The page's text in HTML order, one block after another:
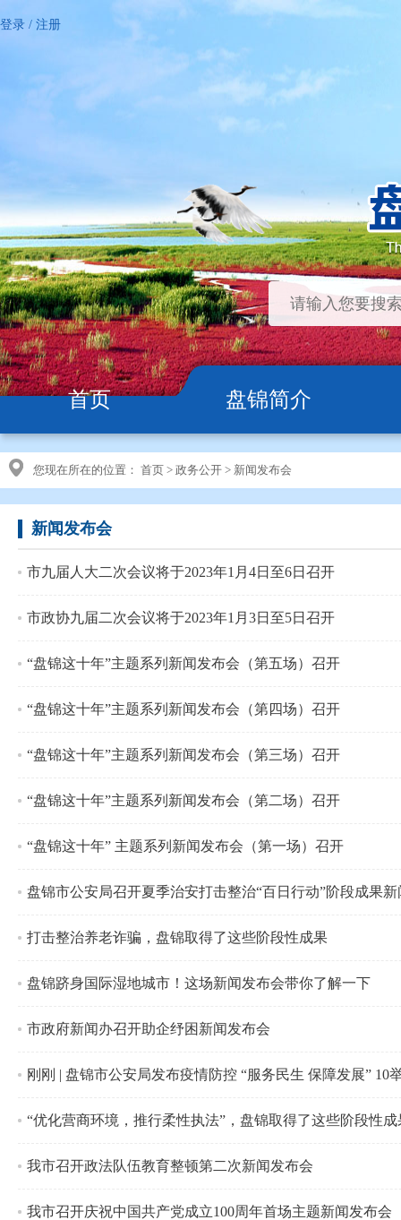
登录 / 注册
首页 盘锦简介
您现在所在的位置： 首页 > 政务公开 > 新闻发布会
新闻发布会
市九届人大二次会议将于2023年1月4日至6日召开
市政协九届二次会议将于2023年1月3日至5日召开
“盘锦这十年”主题系列新闻发布会（第五场）召开
“盘锦这十年”主题系列新闻发布会（第四场）召开
“盘锦这十年”主题系列新闻发布会（第三场）召开
“盘锦这十年”主题系列新闻发布会（第二场）召开
“盘锦这十年” 主题系列新闻发布会（第一场）召开
盘锦市公安局召开夏季治安打击整治“百日行动”阶段成果
打击整治养老诈骗，盘锦取得了这些阶段性成果
盘锦跻身国际湿地城市！这场新闻发布会带你了解一下
市政府新闻办召开助企纾困新闻发布会
刚刚 | 盘锦市公安局发布疫情防控 “服务民生 保障发展” 10
“优化营商环境，推行柔性执法”，盘锦取得了这些阶段性成
我市召开政法队伍教育整顿第二次新闻发布会
我市召开庆祝中国共产党成立100周年首场主题新闻发布会